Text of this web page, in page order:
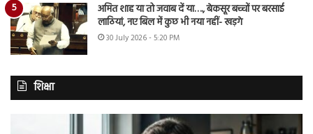
अमित शाह या तो जवाब दें या…., बेकसूर बच्चों पर बरसाई
लाठियां, नए बिल में कुछ भी नया नहीं- खड़गे
30 July 2026 - 5:20 PM
शिक्षा